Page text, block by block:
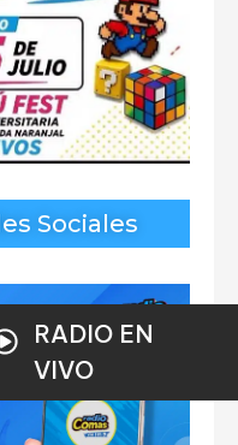
Sociales
RADIO EN
VIVO